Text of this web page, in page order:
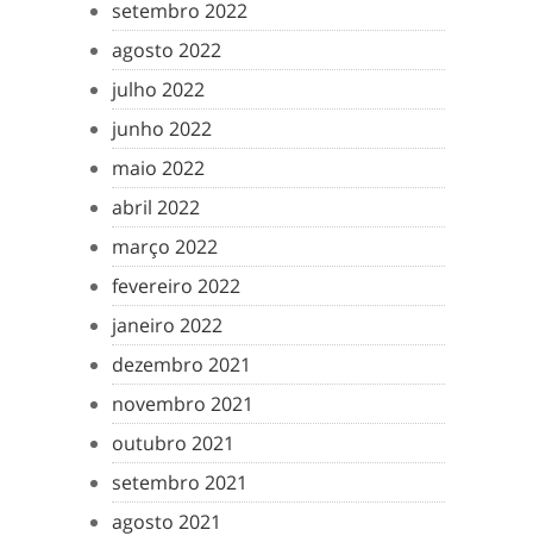
setembro 2022
agosto 2022
julho 2022
junho 2022
maio 2022
abril 2022
março 2022
fevereiro 2022
janeiro 2022
dezembro 2021
novembro 2021
outubro 2021
setembro 2021
agosto 2021